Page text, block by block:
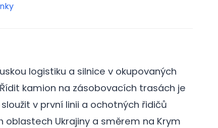
logistiku a silnice v okupovaných
kamion na zásobovacích trasách je
v první linii a ochotných řidičů
oblastech Ukrajiny a směrem na Krym